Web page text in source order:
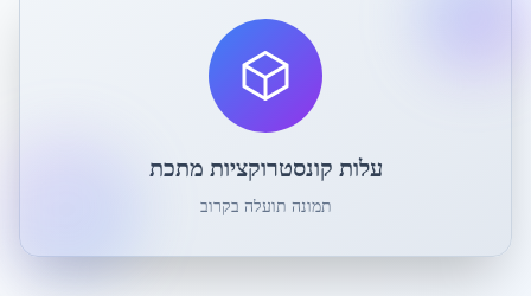
עלות קונסטרוקציות מתכת
תמונה תועלה בקרוב